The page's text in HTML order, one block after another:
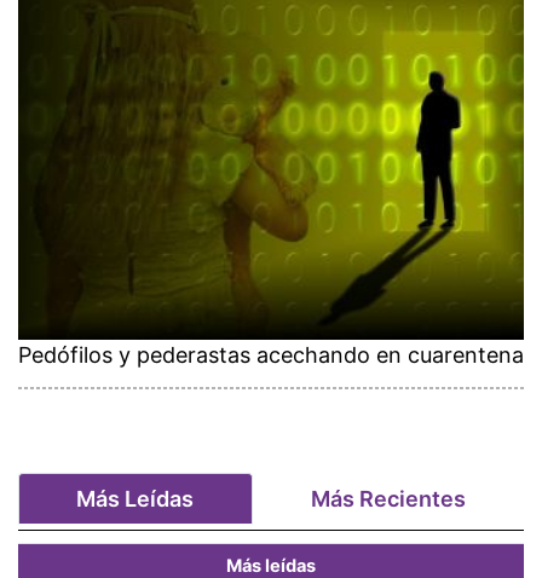
Pedófilos y pederastas acechando en cuarentena
Más Leídas Más Recientes
Más leídas